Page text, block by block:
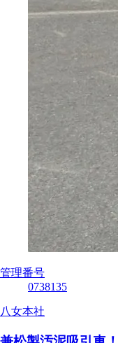
管理番号
0738135
八女本社